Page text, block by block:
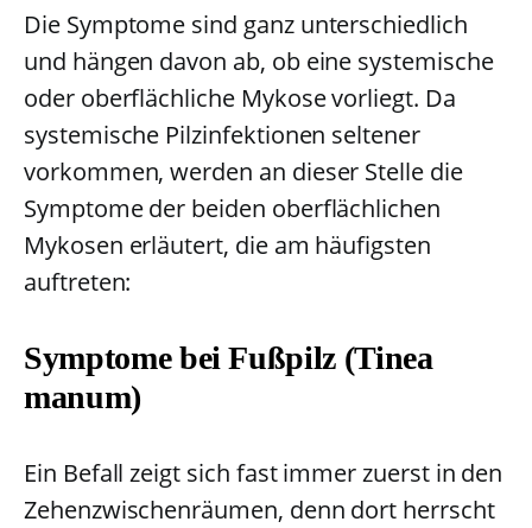
Die Symptome sind ganz unterschiedlich
und hängen davon ab, ob eine systemische
oder oberflächliche Mykose vorliegt. Da
systemische Pilzinfektionen seltener
vorkommen, werden an dieser Stelle die
Symptome der beiden oberflächlichen
Mykosen erläutert, die am häufigsten
auftreten:
Symptome bei Fußpilz (Tinea
manum)
Ein Befall zeigt sich fast immer zuerst in den
Zehenzwischenräumen, denn dort herrscht